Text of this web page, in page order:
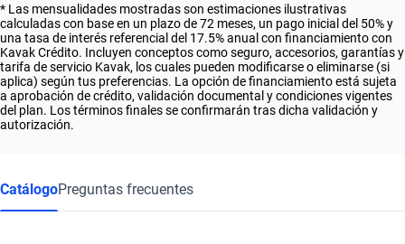
* Las mensualidades mostradas son estimaciones ilustrativas
calculadas con base en un plazo de 72 meses, un pago inicial del 50% y
una tasa de interés referencial del 17.5% anual con financiamiento con
Kavak Crédito. Incluyen conceptos como seguro, accesorios, garantías y
tarifa de servicio Kavak, los cuales pueden modificarse o eliminarse (si
aplica) según tus preferencias. La opción de financiamiento está sujeta
a aprobación de crédito, validación documental y condiciones vigentes
del plan. Los términos finales se confirmarán tras dicha validación y
autorización.
CatálogoPreguntas frecuentes